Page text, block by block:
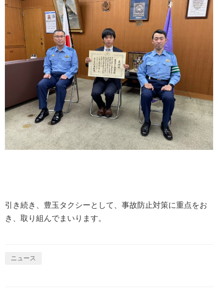
引き続き、豊玉タクシーとして、事故防止対策に重点をお
き、取り組んでまいります。
ニュース